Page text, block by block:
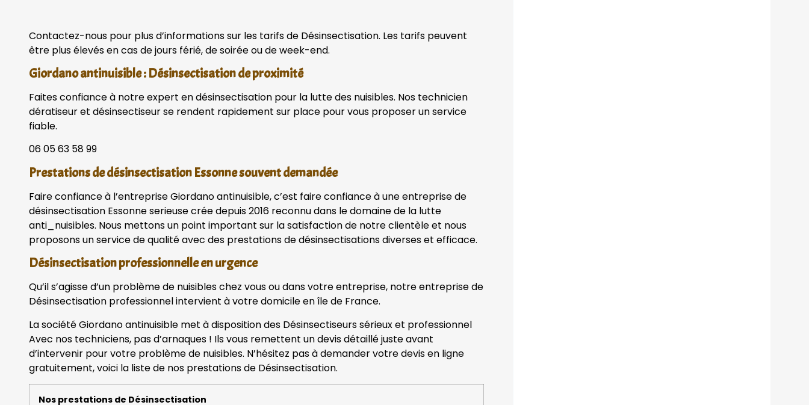
Contactez-nous pour plus d’informations sur les tarifs de Désinsectisation. Les tarifs peuvent
être plus élevés en cas de jours férié, de soirée ou de week-end.
Giordano antinuisible : Désinsectisation de proximité
Faites confiance à notre expert en désinsectisation pour la lutte des nuisibles. Nos technicien
dératiseur et désinsectiseur se rendent rapidement sur place pour vous proposer un service
fiable.
06 05 63 58 99
Prestations de désinsectisation Essonne souvent demandée
Faire confiance à l’entreprise Giordano antinuisible, c’est faire confiance à une entreprise de
désinsectisation Essonne serieuse crée depuis 2016 reconnu dans le domaine de la lutte
anti_nuisibles. Nous mettons un point important sur la satisfaction de notre clientèle et nous
proposons un service de qualité avec des prestations de désinsectisations diverses et efficace.
Désinsectisation professionnelle en urgence
Qu’il s’agisse d’un problème de nuisibles chez vous ou dans votre entreprise, notre entreprise de
Désinsectisation professionnel intervient à votre domicile en île de France.
La société Giordano antinuisible met à disposition des Désinsectiseurs sérieux et professionnel
Avec nos techniciens, pas d’arnaques ! Ils vous remettent un devis détaillé juste avant
d’intervenir pour votre problème de nuisibles. N’hésitez pas à demander votre devis en ligne
gratuitement, voici la liste de nos prestations de Désinsectisation.
Nos prestations de Désinsectisation